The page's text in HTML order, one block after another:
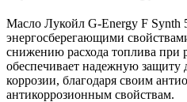
Масло Лукойл G-Energy F Synth
энергосберегающими
снижению расхода топлива при
обеспечивает надежную защиту
коррозии, благодаря своим
антикоррозионным свойствам.